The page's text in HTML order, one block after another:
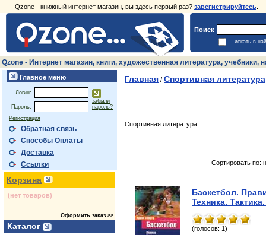
Qzone - книжный интернет магазин, вы здесь первый раз? зарегистрируйтесь
Поиск
искать в
Qzone - Интернет магазин, книги, художественная литература,
Главное меню
Логин:
Пароль:
забыли
пароль?
Регистрация
Обратная связь
Способы Оплаты
Доставка
Ссылки
Корзина
(нет товаров)
Оформить заказ >>
Каталог
Главная / Спортивная литература
Спортивная литература
Сортировать по:
Баскетбол.
Техника.
(голосов: 1)